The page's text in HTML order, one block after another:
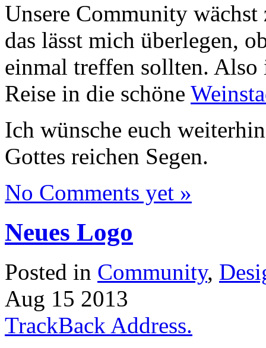
Unsere Community wächst
das lässt mich überlegen,
einmal treffen sollten.
Reise in die schöne
Ich wünsche euch
Gottes reichen Segen.
No Comments yet »
Neues Logo
Posted in Community,
Aug 15 2013
TrackBack Address.